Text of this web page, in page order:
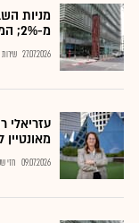
מניות
מ-2%; המניה שצנחה בכ-15%
27.07.2026
עזריאלי
מאונטיין לפי
09.07.2026 חזי